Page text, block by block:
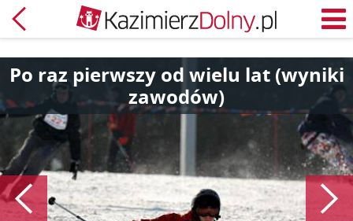
Powrót
Po raz pierwszy od wielu lat (wyniki
zawodów)
Poprzedni